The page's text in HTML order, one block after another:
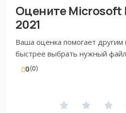
Оцените Microsoft
2021
Ваша оценка помогает другим
быстрее выбрать нужный
0(0)